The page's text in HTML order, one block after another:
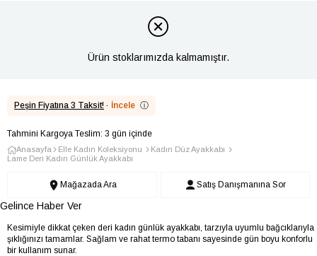
Ürün stoklarımızda kalmamıştır.
Peşin Fiyatına 3 Taksit! · İncele ⓘ
Tahmini Kargoya Teslim: 3 gün içinde
Anasayfa Elle Kadın Koleksiyonu
Kadın Düz Ayakkabı
Lame Deri Kadın Günlük Ayakkabı
Mağazada Ara Satış Danışmanına Sor
Gelince Haber Ver
Kesimiyle dikkat çeken deri kadın günlük ayakkabı, tarzıyla uyumlu bağcıklarıyla
şıklığınızı tamamlar. Sağlam ve rahat termo tabanı sayesinde gün boyu konforlu
bir kullanım sunar.